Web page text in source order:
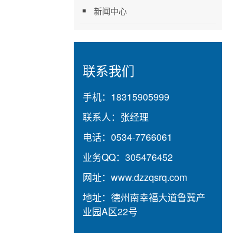
新闻中心
联系我们
手机： 18315905999
联系人： 张经理
电话： 0534-7766061
业务QQ： 305476452
网址： www.dzzqsrq.com
地址： 德州南幸福大道鲁冀产
业园A区22号